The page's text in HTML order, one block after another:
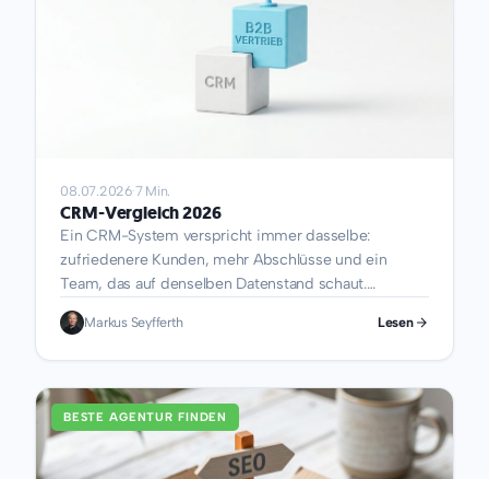
08.07.2026·7 Min.
CRM-Vergleich 2026
Ein CRM-System verspricht immer dasselbe:
zufriedenere Kunden, mehr Abschlüsse und ein
Team, das auf denselben Datenstand schaut.
Zwischen den Anbietern liegen jedoch Welten, beim
Funktionsumfang, beim Datenschutz und beim Preis.
Dieser Vergleich ordnet 32 Lösungen für den
System zu finden, das wirklich zu Ihren Prozessen
passt. Was ist...
Markus Seyfferth Lesen
BESTE AGENTUR FINDEN